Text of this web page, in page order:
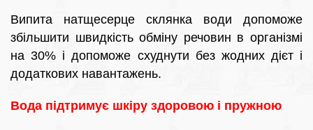
Випита натщесерце склянка води допоможе
збільшити швидкість обміну речовин в організмі
на 30% і допоможе схуднути без жодних дієт і
додаткових навантажень.
Вода підтримує шкіру здоровою і пружною